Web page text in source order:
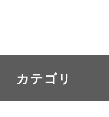
カテゴリ